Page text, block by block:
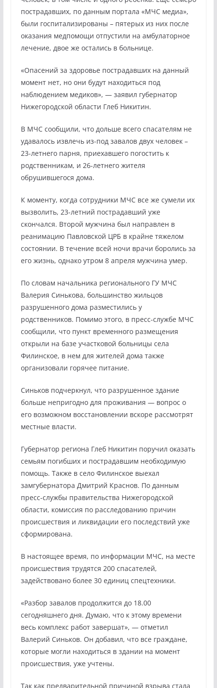
пострадавших, по данным портала «МЧС медиа»,
были госпитализированы – пятерых из них после
оказания медпомощи отпустили на амбулаторное
лечение, двое же остались в больнице.
«Опасений за здоровье пострадавших на данный
момент нет, но они будут находиться под
наблюдением медиков», — заявил губернатор
Нижегородской области Глеб Никитин.
В МЧС сообщили, что дольше всего спасателям не
удавалось извлечь из-под завалов двух человек –
23-летнего парня, приехавшего погостить к
родственникам, и 26-летнего жителя
обрушившегося дома.
К моменту, когда сотрудники МЧС все же сумели их
вызволить, 23-летний пострадавший уже
скончался. Второй мужчина был направлен в
реанимацию Павловской ЦРБ в крайне тяжелом
состоянии. В течение всей ночи врачи боролись за
его жизнь, однако утром 8 апреля мужчина умер.
По словам начальника регионального ГУ МЧС
Валерия Синькова, большинство жильцов
разрушенного дома разместились у
родственников. Помимо этого, в пресс-службе МЧС
сообщили, что пункт временного размещения
открыли на базе участковой больницы села
Филинское, в нем для жителей дома также
организовали горячее питание.
Синьков подчеркнул, что разрушенное здание
больше непригодно для проживания — вопрос о
его возможном восстановлении вскоре рассмотрят
местные власти.
Губернатор региона Глеб Никитин поручил оказать
семьям погибших и пострадавшим необходимую
помощь. Также в село Филинское выехал
замгубернатора Дмитрий Краснов. По данным
пресс-службы правительства Нижегородской
области, комиссия по расследованию причин
происшествия и ликвидации его последствий уже
сформирована.
В настоящее время, по информации МЧС, на месте
происшествия трудятся 200 спасателей,
задействовано более 30 единиц спецтехники.
«Разбор завалов продолжится до 18.00
сегодняшнего дня. Думаю, что к этому времени
весь комплекс работ завершат», — отметил
Валерий Синьков. Он добавил, что все граждане,
которые могли находиться в здании на момент
происшествия, уже учтены.
Так как предварительной причиной взрыва стала